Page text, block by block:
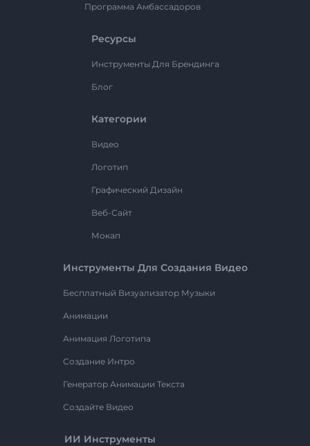
Программа Амбассадоров
Ресурсы
Инструменты Для Брендинга
Блог
Категории
Видео
Логотип
Графический Дизайн
Веб-Сайт
Мокап
Инструменты Для Создания Видео
Бесплатный Визуализатор Музыки
Анимации
Анимация Логотипа
Создание Интро
Генератор Анимации Текста
Создайте Видео
ИИ Инструменты